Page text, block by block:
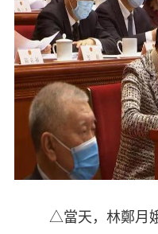
△當天，林鄭月娥